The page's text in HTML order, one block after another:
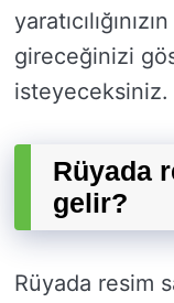
gireceğinizi
isteyeceksiniz.
Rüyada
gelir?
Rüyada resim